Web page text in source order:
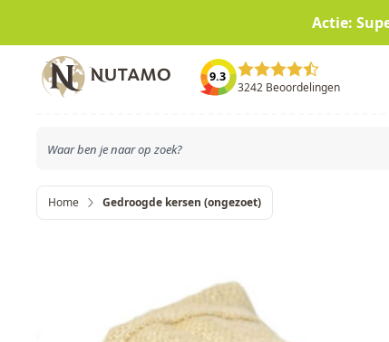
Actie:
Ga naar de inhoud
9.3
3242 Beoordelingen
Home Gedroogde kersen (ongezoet)